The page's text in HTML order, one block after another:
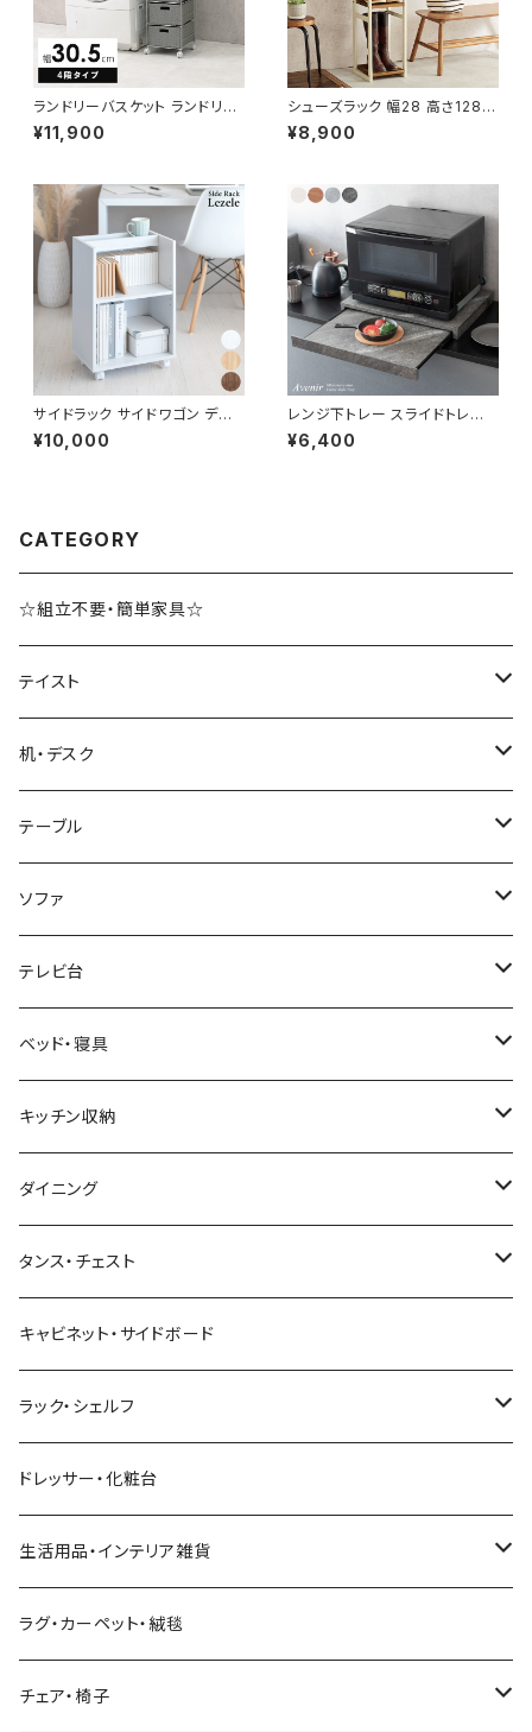
ランドリーバスケット ランドリー
ワゴン 洗濯カゴ キャスター付 ラ
ンドリー収納 新生活 一人暮らし
¥11,900
シューズラック 幅28 高さ128
シューズボックス オープンラック
シェルフ マルチラック 下駄箱 靴
¥8,900
サイドラック サイドワゴン デス
クチェスト デスクワゴン オフィ
ス収納 サイドキャビネット
¥10,000
レンジ下トレー スライドトレー
家電置き レンジボード スライド
テーブル キッチン収納
¥6,400
CATEGORY
☆組立不要・簡単家具☆
テイスト
ブルックリンスタイル
ホテルライク風インテリア
韓国インテリア
和風/和モダン
ミッドセンチュリー
西海岸風
カフェ風
ヴィンテージ
北欧風・ノルディック
インダストリアル
フレンチカントリー
アジアン
ボタニカル
モダン
机・デスク
パソコンデスク・ワークデスク
学習机・勉強机
収納付きデスク
折りたたみデスク
サイズ
幅100cm以下
幅101～120cm
デスクワゴン
テーブル
サイズ
幅100cm以下
幅101～120cm
ローテーブル・リビングテーブル
サイドテーブル・ナイトテーブル
カウンターテーブル
こたつ・こたつテーブル
こたつテーブル+布団掛敷セット
こたつテーブル+掛け布団
ネストテーブル
折りたたみテーブル
昇降式・リフティングテーブル
ソファ
サイズ
幅90cm以下
幅91～120cm
1人掛けソファ
2人掛けソファ
3人掛けソファ
4人掛け以上のソファ
ソファベッド
フロアソファ・ローソファ
リクライニングソファ
カウチソファ・コーナーソファ
オットマン
電動リクライニングソファ
テレビ台
サイズ
幅90cm以下
幅91～120cm
ロータイプテレビ台・ローボード
ミドルタイプテレビ台
コーナーテレビ台
ハイタイプテレビ台・壁面収納
伸縮テレビ台
テレビスタンド
ベッド・寝具
サイズ
セミシングルショート
シングルベッド
ベッドフレーム
マット付きベッド
収納付きベッド
ロフトベッド
ヘッドボード
マットレス
寝具
キッチン収納
食器棚
キッチンカウンター
キッチンワゴン
レンジ台
キッチンラック
キッチン雑貨
ダイニング
ダイニングテーブル
ダイニングテーブルセット
2人用ダイニングテーブルセット
4人用ダイニングテーブルセット
ダイニングチェア・ベンチ
ダイニングソファ
タンス・チェスト
サイドチェスト
ハイチェスト
キャビネット・サイドボード
ラック・シェルフ
オープンラック
突っ張り収納
カート
ディスプレイラック
ドレッサー・化粧台
生活用品・インテリア雑貨
ミラー・姿見
ハンガーラック・ポールハンガー
ラグ・カーペット・絨毯
チェア・椅子